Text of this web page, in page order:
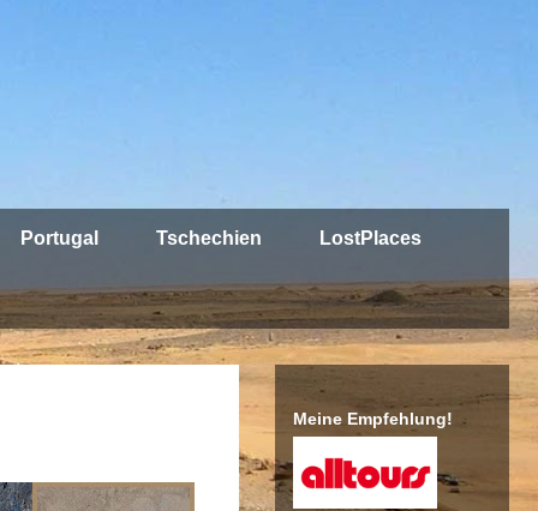
Portugal Tschechien LostPlaces
Meine Empfehlung!